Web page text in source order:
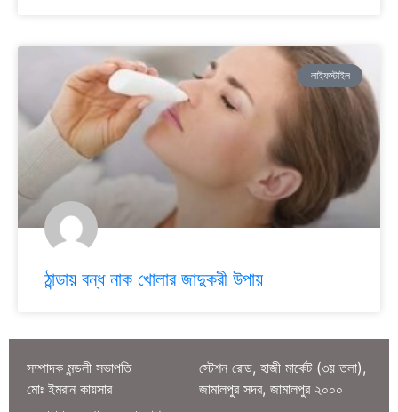
লাইফস্টাইল
ঠান্ডায় বন্ধ নাক খোলার জাদুকরী উপায়
সম্পাদক মন্ডলী সভাপতি
মোঃ ইমরান কায়সার
স্টেশন রোড, হাজী মার্কেট (৩য় তলা),
জামালপুর সদর, জামালপুর ২০০০